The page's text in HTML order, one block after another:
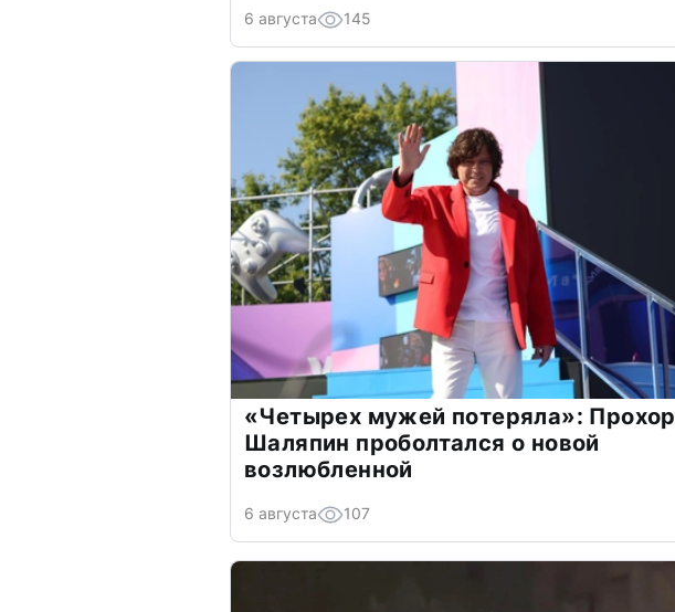
6 августа 145
«Четырех мужей потеряла»: Прохор
Шаляпин проболтался о новой
возлюбленной
6 августа 107